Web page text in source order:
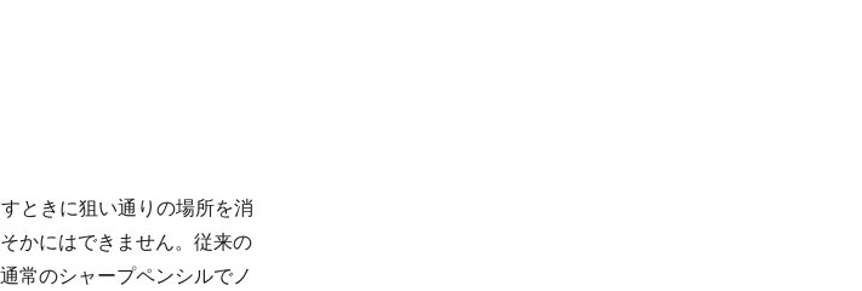
ときに狙い通りの場所を消
かにはできません。従来の
常のシャープペンシルでノ